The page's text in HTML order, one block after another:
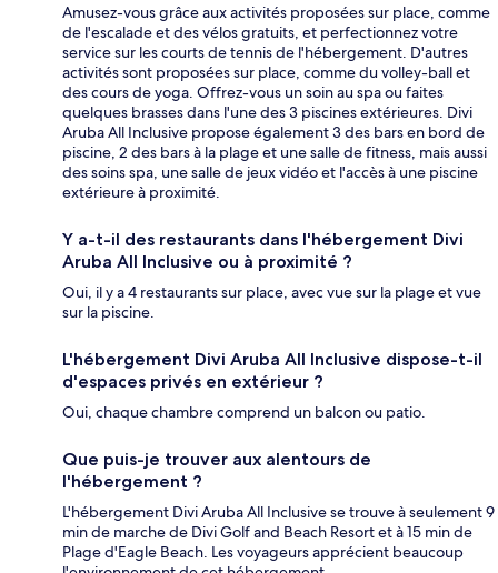
Amusez-vous grâce aux activités proposées sur place, comme
de l'escalade et des vélos gratuits, et perfectionnez votre
service sur les courts de tennis de l'hébergement. D'autres
activités sont proposées sur place, comme du volley-ball et
des cours de yoga. Offrez-vous un soin au spa ou faites
quelques brasses dans l'une des 3 piscines extérieures. Divi
Aruba All Inclusive propose également 3 des bars en bord de
piscine, 2 des bars à la plage et une salle de fitness, mais aussi
des soins spa, une salle de jeux vidéo et l'accès à une piscine
extérieure à proximité.
Y a-t-il des restaurants dans l'hébergement Divi
Aruba All Inclusive ou à proximité ?
Oui, il y a 4 restaurants sur place, avec vue sur la plage et vue
sur la piscine.
L'hébergement Divi Aruba All Inclusive dispose-t-il
d'espaces privés en extérieur ?
Oui, chaque chambre comprend un balcon ou patio.
Que puis-je trouver aux alentours de
l'hébergement ?
L'hébergement Divi Aruba All Inclusive se trouve à seulement 9
min de marche de Divi Golf and Beach Resort et à 15 min de
Plage d'Eagle Beach. Les voyageurs apprécient beaucoup